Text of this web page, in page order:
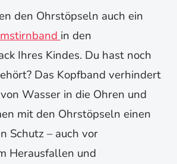
den Ohrstöpseln auch ein
in den
Ihres Kindes. Du hast noch
Das Kopfband verhindert
Wasser in die Ohren und
mit den Ohrstöpseln einen
Schutz – auch vor
Herausfallen und